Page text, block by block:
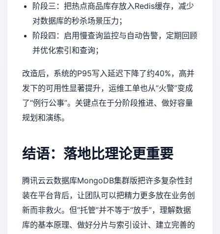
阶段三：把热点商品库存放入Redis缓存，减少
对数据库的秒杀场景压力；
阶段四：启用慢查询监控与自动告警，定期回顾
并优化索引和查询；
改造后，系统的P95写入延迟下降了约40%，高并
发下的可用性显著提升，运维工单也从“火警”变成
了“例行公事”。关键点在于分阶段推进、做好容量
规划和演练。
结语：落地比理论更重要
腾讯云云数据库MongoDB集群版把许多复杂性封
装在平台背后，让团队可以把精力更多放在业务创
新而非救火。但“托管”并不等于“放手”，理解数据
库的基本原理、做好分片与索引设计、建立完善的